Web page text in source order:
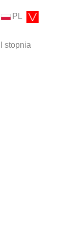
PL
III stopnia